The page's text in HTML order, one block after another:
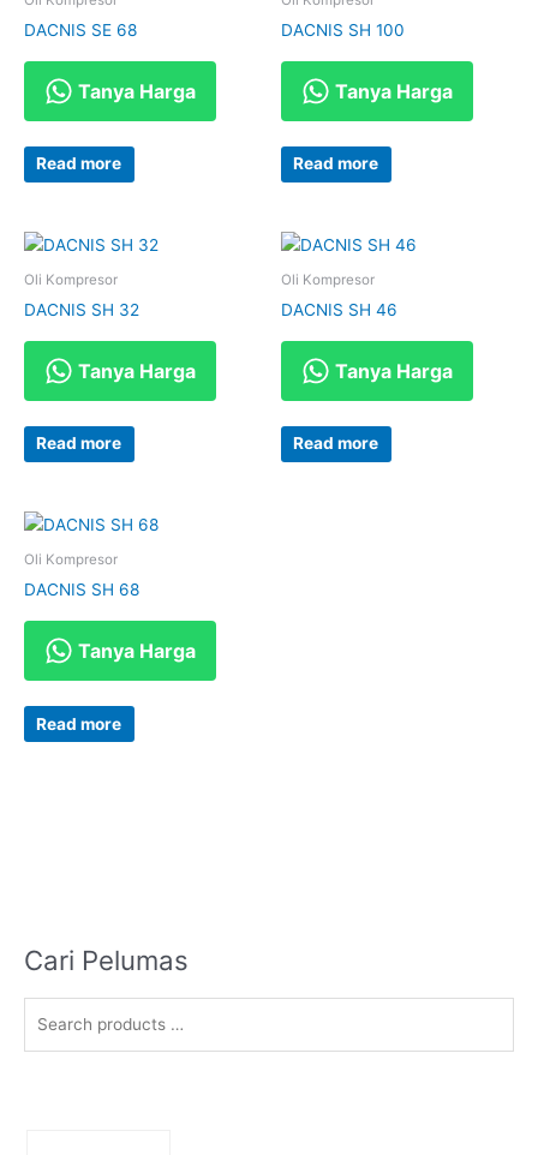
DACNIS SE 68
Tanya Harga
Read more
DACNIS SH 100
Tanya Harga
Read more
Oli Kompresor
DACNIS SH 32
Tanya Harga
Read more
Oli Kompresor
DACNIS SH 46
Tanya Harga
Read more
Oli Kompresor
DACNIS SH 68
Tanya Harga
Read more
Cari Pelumas